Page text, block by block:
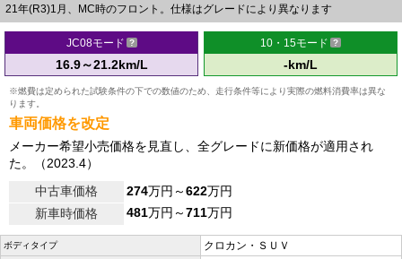
21年(R3)1月、MC時のフロント。仕様はグレードにより異なります
JC08モード
16.9～21.2km/L
10・15モード
-km/L
※燃費は定められた試験条件の下での数値のため、走行条件等により実際の燃料消費率は異な
ります。
車両価格を改定
メーカー希望小売価格を見直し、全グレードに新価格が適用され
た。（2023.4）
中古車価格
274万円～622万円
新車時価格
481万円～711万円
ボディタイプ クロカン・ＳＵＶ